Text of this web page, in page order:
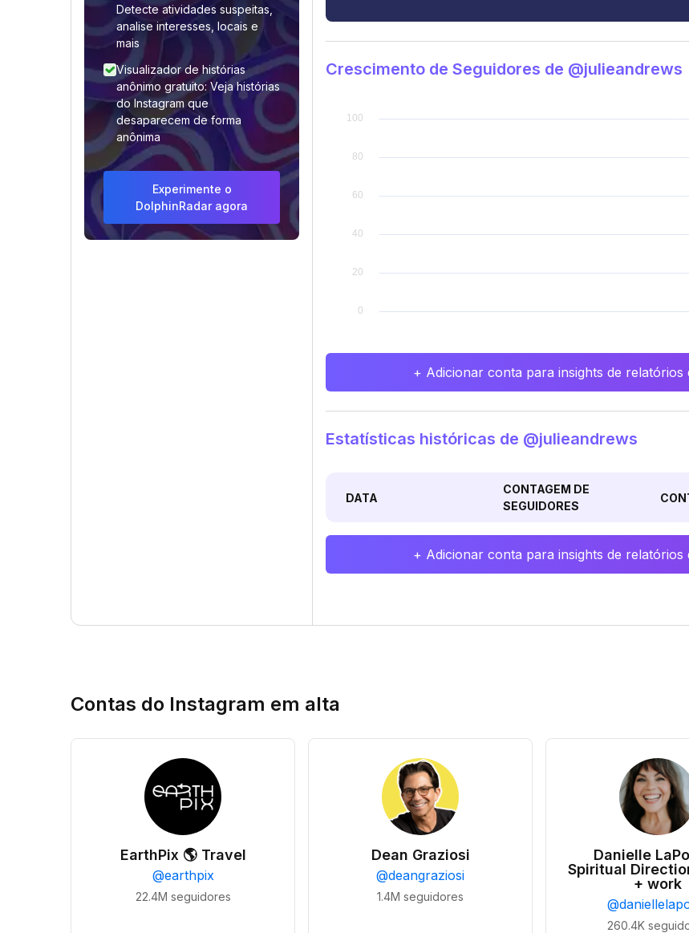
Detecte atividades suspeitas,
analise interesses, locais e
mais
Visualizador de histórias
anônimo gratuito: Veja histórias
do Instagram que
desaparecem de forma
anônima
Experimente o
DolphinRadar agora
Crescimento de Seguidores de @julieandrews
+ Adicionar conta para insights de
Estatísticas históricas de @julieandrews
DATA
CONTAGEM DE
SEGUIDORES
+ Adicionar conta para insights de
Contas do Instagram em alta
EarthPix 🌎 Travel
@earthpix
22.4M seguidores
Dean Graziosi
@deangraziosi
1.4M seguidores
Danielle
Spiritual
+ work
@
260.4K